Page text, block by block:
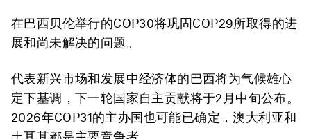
在巴西贝伦举行的COP30将巩固COP29所取得的进
展和尚未解决的问题。
代表新兴市场和发展中经济体的巴西将为气候雄心
定下基调，下一轮国家自主贡献将于2月中旬公布。
2026年COP31的主办国也可能已确定，澳大利亚和